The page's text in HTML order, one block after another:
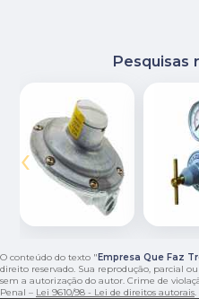
Pesquisas
‹
O conteúdo do texto "Empresa Que Faz
direito reservado. Sua reprodução, parcial
sem a autorização do autor. Crime de
Penal – Lei 9610/98 - Lei de direitos autorais.